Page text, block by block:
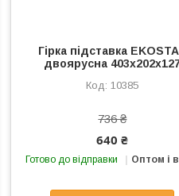
Гірка підставка
двоярусна
10385
736 ₴
640 ₴
Готово до відправки Оптом і в